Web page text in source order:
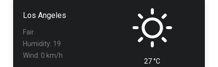
Los Angeles
Fair
Humidity: 19
Wind: 0 km/h
27 °C